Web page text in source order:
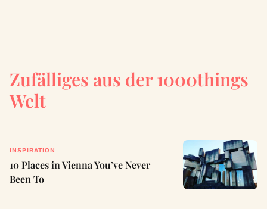
Zufälliges aus der 1000things
Welt
INSPIRATION
10 Places in Vienna You’ve Never
Been To